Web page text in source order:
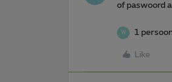
of paswoord
W 1
Like